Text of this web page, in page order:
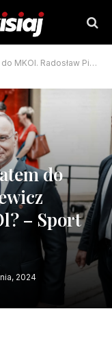
oszukał członków PKOl? – Sport Wprost
do
– Sport
2024